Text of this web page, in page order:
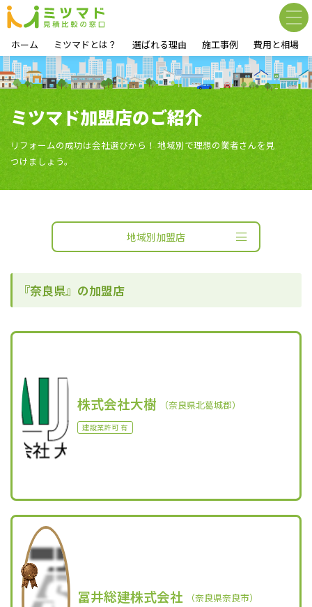
ホーム ミツマドとは？ 選ばれる理由 施工事例 費用と相場
ミツマド加盟店のご紹介
リフォームの成功は会社選びから！ 地域別で理想の業者さんを見
つけましょう。
地域別加盟店
『奈良県』の加盟店
株式会社大樹 （奈良県北葛城郡）
建設業許可 有
冨井総建株式会社 （奈良県奈良市）